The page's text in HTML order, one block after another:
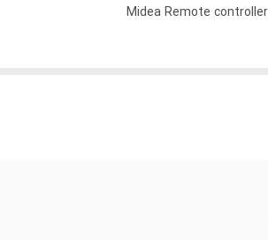
Midea Remote controller